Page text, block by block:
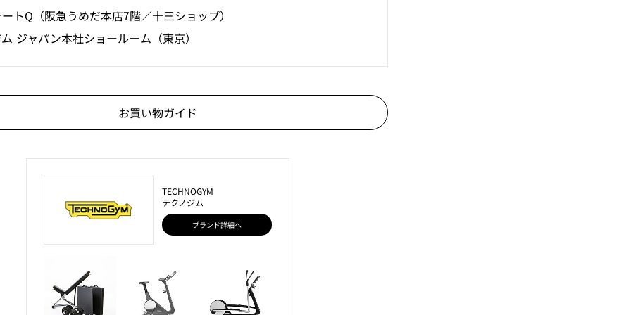
トQ（阪急うめだ本店7階／十三ショップ）
ジャパン本社ショールーム（東京）
お買い物ガイド
TECHNOGYM
テクノジム
ブランド詳細へ